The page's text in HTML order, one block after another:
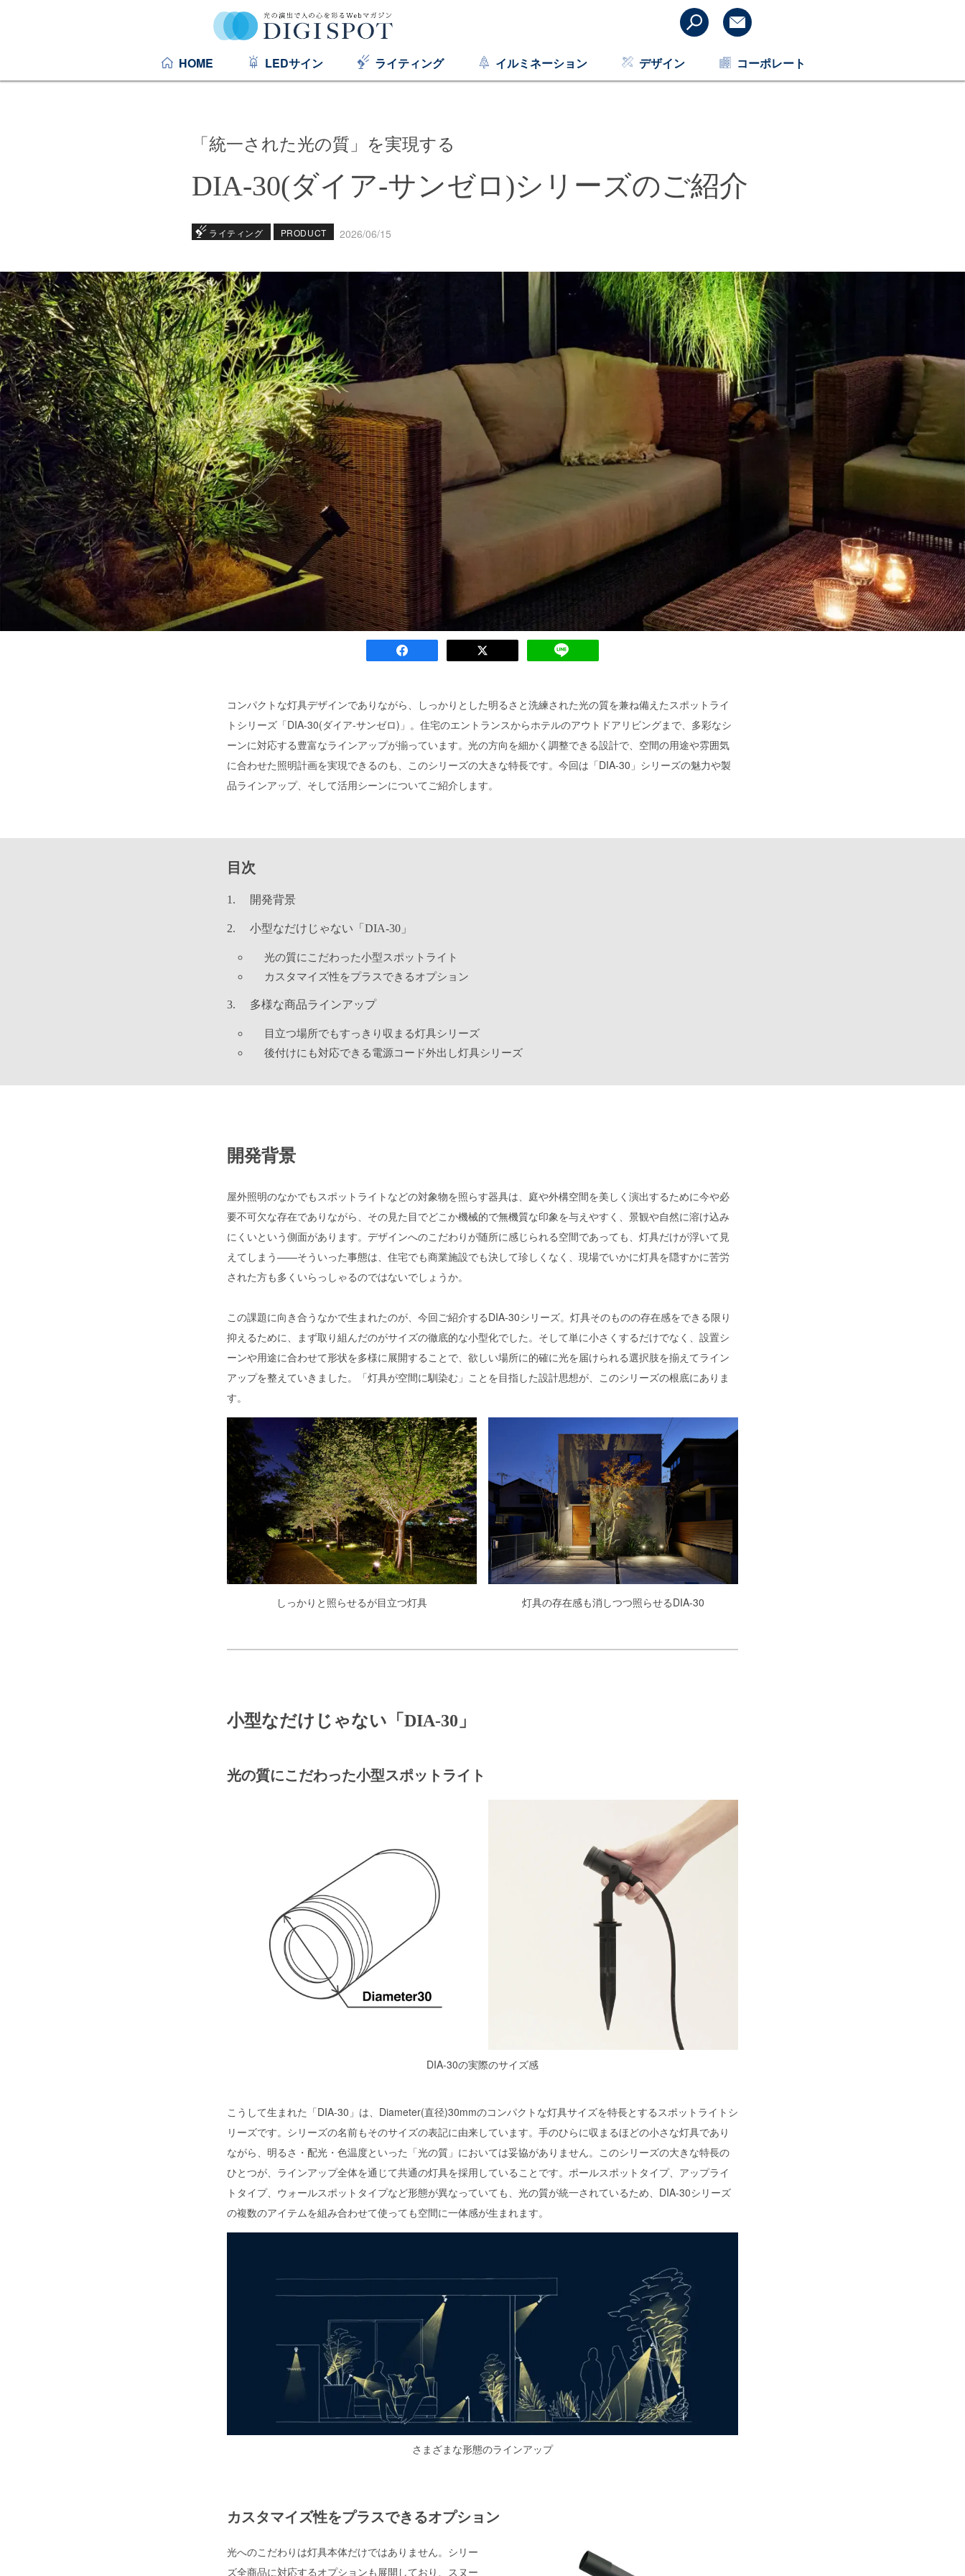
HOME LEDサイン ライティング イルミネーション デザイン コーポレート
「統一された光の質」を実現する
DIA-30(ダイア-サンゼロ)シリーズのご紹介
ライティング PRODUCT 2026/06/15
コンパクトな灯具デザインでありながら、しっかりとした明るさと洗練された光の質を兼ね備えたスポットライ
トシリーズ「DIA-30(ダイア-サンゼロ)」。住宅のエントランスからホテルのアウトドアリビングまで、多彩なシ
ーンに対応する豊富なラインアップが揃っています。光の方向を細かく調整できる設計で、空間の用途や雰囲気
に合わせた照明計画を実現できるのも、このシリーズの大きな特長です。今回は「DIA-30」シリーズの魅力や製
品ラインアップ、そして活用シーンについてご紹介します。
目次
開発背景
小型なだけじゃない「DIA-30」
光の質にこだわった小型スポットライト
カスタマイズ性をプラスできるオプション
多様な商品ラインアップ
目立つ場所でもすっきり収まる灯具シリーズ
後付けにも対応できる電源コード外出し灯具シリーズ
開発背景
屋外照明のなかでもスポットライトなどの対象物を照らす器具は、庭や外構空間を美しく演出するために今や必
要不可欠な存在でありながら、その見た目でどこか機械的で無機質な印象を与えやすく、景観や自然に溶け込み
にくいという側面があります。デザインへのこだわりが随所に感じられる空間であっても、灯具だけが浮いて見
えてしまう——そういった事態は、住宅でも商業施設でも決して珍しくなく、現場でいかに灯具を隠すかに苦労
された方も多くいらっしゃるのではないでしょうか。
この課題に向き合うなかで生まれたのが、今回ご紹介するDIA-30シリーズ。灯具そのものの存在感をできる限り
抑えるために、まず取り組んだのがサイズの徹底的な小型化でした。そして単に小さくするだけでなく、設置シ
ーンや用途に合わせて形状を多様に展開することで、欲しい場所に的確に光を届けられる選択肢を揃えてライン
アップを整えていきました。「灯具が空間に馴染む」ことを目指した設計思想が、このシリーズの根底にありま
す。
しっかりと照らせるが目立つ灯具 灯具の存在感も消しつつ照らせるDIA-30
小型なだけじゃない「DIA-30」
光の質にこだわった小型スポットライト
DIA-30の実際のサイズ感
こうして生まれた「DIA-30」は、Diameter(直径)30mmのコンパクトな灯具サイズを特長とするスポットライトシ
リーズです。シリーズの名前もそのサイズの表記に由来しています。手のひらに収まるほどの小さな灯具であり
ながら、明るさ・配光・色温度といった「光の質」においては妥協がありません。このシリーズの大きな特長の
ひとつが、ラインアップ全体を通じて共通の灯具を採用していることです。ポールスポットタイプ、アップライ
トタイプ、ウォールスポットタイプなど形態が異なっていても、光の質が統一されているため、DIA-30シリーズ
の複数のアイテムを組み合わせて使っても空間に一体感が生まれます。
さまざまな形態のラインアップ
カスタマイズ性をプラスできるオプション
光へのこだわりは灯具本体だけではありません。シリー
ズ全商品に対応するオプションも展開しており、スヌー